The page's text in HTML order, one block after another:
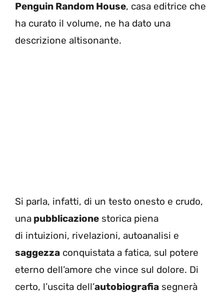
Penguin Random House, casa editrice che
ha curato il volume, ne ha dato una
descrizione altisonante.
Si parla, infatti, di un testo onesto e crudo,
una pubblicazione storica piena
di intuizioni, rivelazioni, autoanalisi e
saggezza conquistata a fatica, sul potere
eterno dell’amore che vince sul dolore. Di
certo, l’uscita dell’autobiografia segnerà